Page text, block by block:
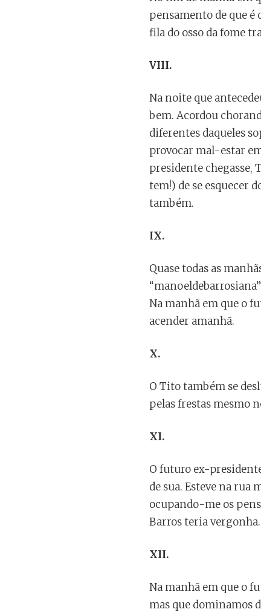
pensamento de que é
fila do osso da fome
VIII.
Na noite que
bem. Acordou
diferentes daqueles
provocar mal-estar
presidente chegasse,
tem!) de se esquecer
também.
IX.
Quase todas as
Na manhã em que o
acender amanhã.
X.
O Tito também se
pelas frestas mesmo
XI.
O futuro ex-
de sua. Esteve na rua
ocupando-me os
Barros teria
XII.
Na manhã em que o
mas que dominamos